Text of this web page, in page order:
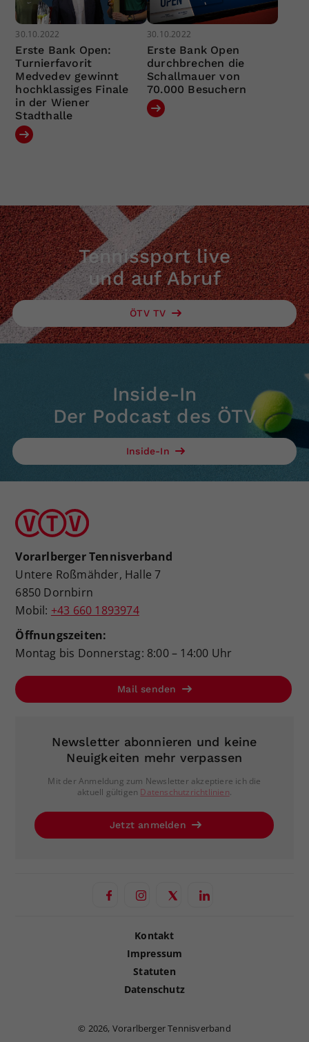
30.10.2022
Erste Bank Open:
Turnierfavorit
Medvedev gewinnt
hochklassiges Finale
in der Wiener
Stadthalle
30.10.2022
Erste Bank Open
durchbrechen die
Schallmauer von
70.000 Besuchern
Tennissport live
und auf Abruf
ÖTV TV
Inside-In
Der Podcast des ÖTV
Inside-In
Vorarlberger Tennisverband
Untere Roßmähder, Halle 7
6850 Dornbirn
Mobil: +43 660 1893974
Öffnungszeiten:
Montag bis Donnerstag: 8:00 – 14:00 Uhr
Mail senden
Newsletter abonnieren und keine
Neuigkeiten mehr verpassen
Mit der Anmeldung zum Newsletter akzeptiere ich die
aktuell gültigen Datenschutzrichtlinien.
Jetzt anmelden
Kontakt
Impressum
Statuten
Datenschutz
© 2026, Vorarlberger Tennisverband